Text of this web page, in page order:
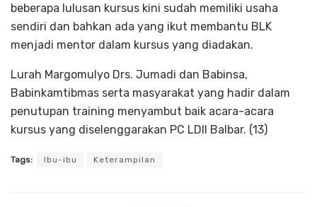
beberapa lulusan kursus kini sudah memiliki usaha
sendiri dan bahkan ada yang ikut membantu BLK
menjadi mentor dalam kursus yang diadakan.
Lurah Margomulyo Drs. Jumadi dan Babinsa,
Babinkamtibmas serta masyarakat yang hadir dalam
penutupan training menyambut baik acara-acara
kursus yang diselenggarakan PC LDII Balbar. (13)
Tags: Ibu-ibu Keterampilan